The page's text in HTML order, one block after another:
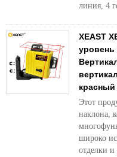
линия, 4
XEAST
красный
Этот
наклона,
широко
отделки и